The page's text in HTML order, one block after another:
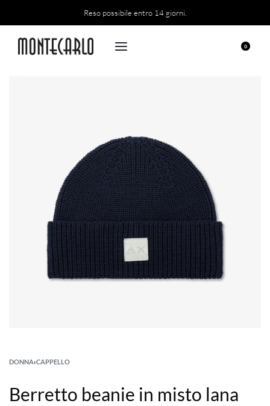
Reso possibile entro 14 giorni.
0
DONNA›CAPPELLO
Berretto beanie in misto lana